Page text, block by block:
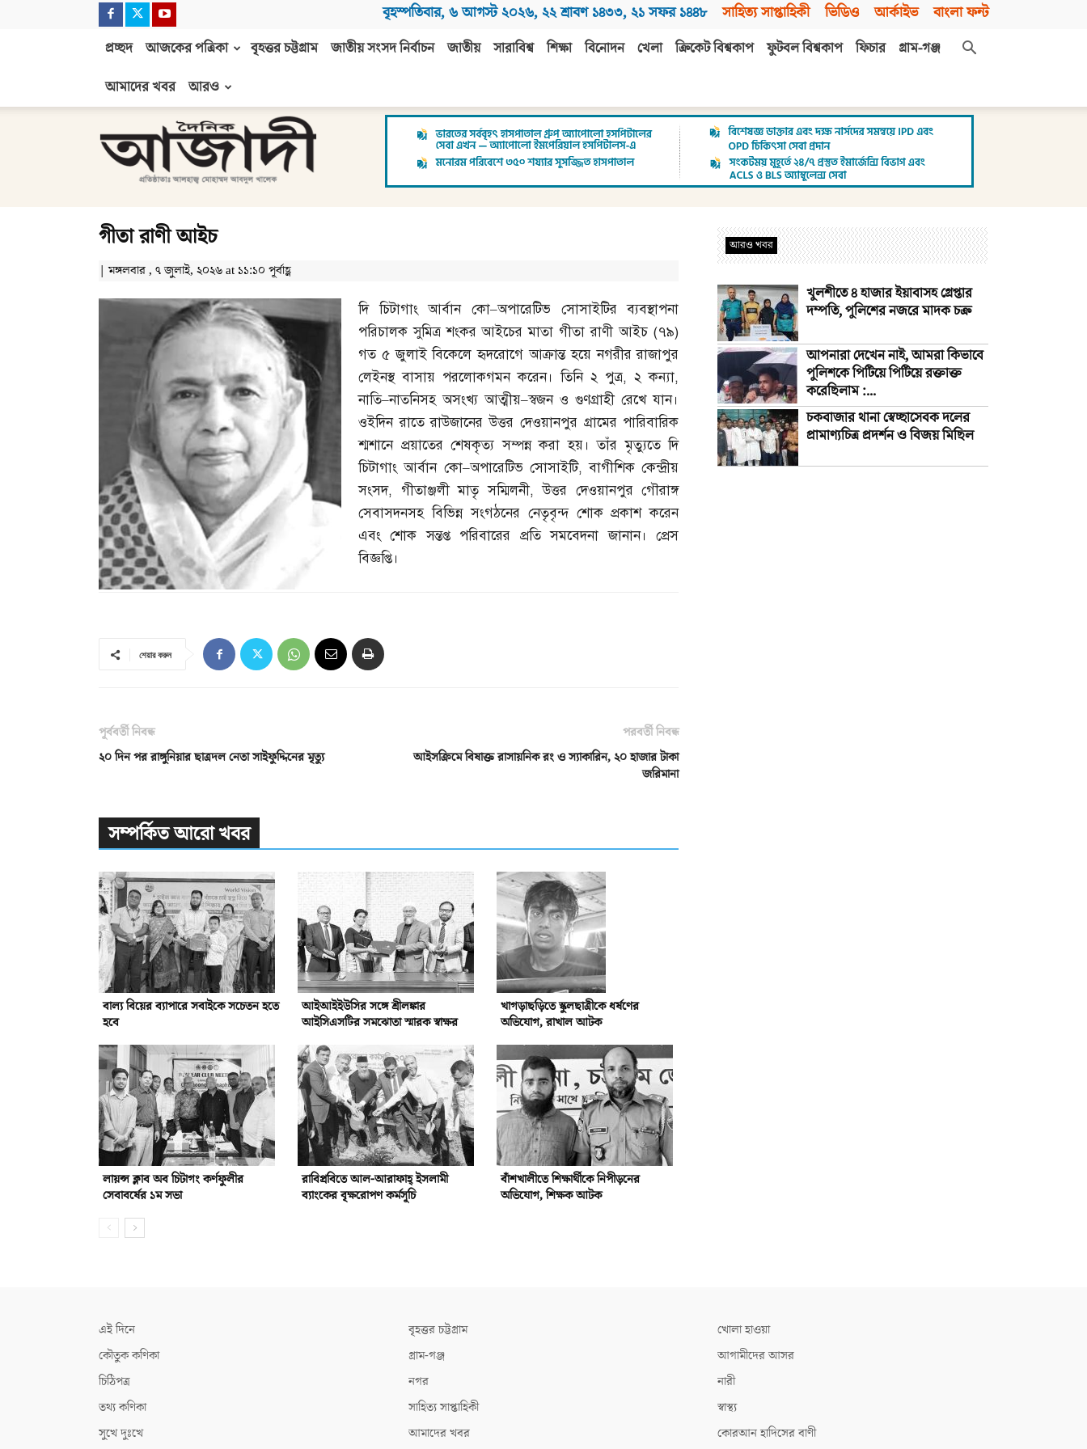
বৃহস্পতিবার, ৬ আগস্ট ২০২৬, ২২ শ্রাবণ ১৪৩৩, ২১ সফর ১৪৪৮ সাহিত্য সাপ্তাহিকী ভিডিও আর্কাইভ বাংলা ফন্ট
প্রচ্ছদ আজকের পত্রিকা বৃহত্তর চট্টগ্রাম জাতীয় সংসদ নির্বাচন জাতীয় সারাবিশ্ব শিক্ষা বিনোদন খেলা ক্রিকেট বিশ্বকাপ ফুটবল বিশ্বকাপ ফিচার
গ্রাম-গঞ্জ
আমাদের খবর
আরও
আজাদী
গীতা রাণী আইচ
| মঙ্গলবার , ৭ জুলাই, ২০২৬ at ১১:১০ পূর্বাহ্ণ
দি চিটাগাং আর্বান কো–অপারেটিভ সোসাইটির ব্যবস্থাপনা
পরিচালক সুমিত্র শংকর আইচের মাতা গীতা রাণী আইচ (৭৯)
গত ৫ জুলাই বিকেলে হৃদরোগে আক্রান্ত হয়ে নগরীর রাজাপুর
লেইনস্থ বাসায় পরলোকগমন করেন। তিনি ২ পুত্র,২ কন্যা,
নাতি–নাতনিসহ অসংখ্য আত্মীয়–স্বজন ও গুণগ্রাহী রেখে যান।
ওইদিন রাতে রাউজানের উত্তর দেওয়ানপুর গ্রামের পারিবারিক
শ্মশানে প্রয়াতের শেষকৃত্য সম্পন্ন করা হয়। তাঁর মৃত্যুতে দি
চিটাগাং আর্বান কো–অপারেটিভ সোসাইটি,বাগীশিক কেন্দ্রীয়
সংসদ, গীতাঞ্জলী মাতৃ সম্মিলনী,উত্তর দেওয়ানপুর গৌরাঙ্গ
সেবাসদনসহ বিভিন্ন সংগঠনের নেতৃবৃন্দ শোক প্রকাশ করেন
এবং শোক সন্তপ্ত পরিবারের প্রতি সমবেদনা জানান। প্রেস
বিজ্ঞপ্তি।
শেয়ার করুন
পূর্ববর্তী নিবন্ধ
২০ দিন পর রাঙ্গুনিয়ার ছাত্রদল নেতা সাইফুদ্দিনের মৃত্যু
পরবর্তী নিবন্ধ
আইসক্রিমে বিষাক্ত রাসায়নিক রং ও স্যাকারিন, ২০ হাজার টাকা
জরিমানা
সম্পর্কিত আরো খবর
বাল্য বিয়ের ব্যাপারে সবাইকে সচেতন হতে
হবে
আইআইইউসির সঙ্গে শ্রীলঙ্কার
আইসিএসটির সমঝোতা স্মারক স্বাক্ষর
খাগড়াছড়িতে স্কুলছাত্রীকে ধর্ষণের
অভিযোগ, রাখাল আটক
লায়ন্স ক্লাব অব চিটাগং কর্ণফুলীর
সেবাবর্ষের ১ম সভা
রাবিপ্রবিতে আল-আরাফাহ্‌ ইসলামী
ব্যাংকের বৃক্ষরোপণ কর্মসূচি
বাঁশখালীতে শিক্ষার্থীকে নিপীড়নের
অভিযোগ, শিক্ষক আটক
আরও খবর
খুলশীতে ৪ হাজার ইয়াবাসহ গ্রেপ্তার
দম্পতি, পুলিশের নজরে মাদক চক্র
আপনারা দেখেন নাই, আমরা কিভাবে
পুলিশকে পিটিয়ে পিটিয়ে রক্তাক্ত
করেছিলাম :...
চকবাজার থানা স্বেচ্ছাসেবক দলের
প্রামাণ্যচিত্র প্রদর্শন ও বিজয় মিছিল
এই দিনে
কৌতুক কণিকা
চিঠিপত্র
তথ্য কণিকা
সুখে দুঃখে
বৃহত্তর চট্টগ্রাম
গ্রাম-গঞ্জ
নগর
সাহিত্য সাপ্তাহিকী
আমাদের খবর
খোলা হাওয়া
আগামীদের আসর
নারী
স্বাস্থ্য
কোরআন হাদিসের বাণী